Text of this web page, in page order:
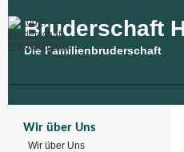
Bruderschaft
Die Familienbruderschaft
Wir über Uns
Wir über Uns